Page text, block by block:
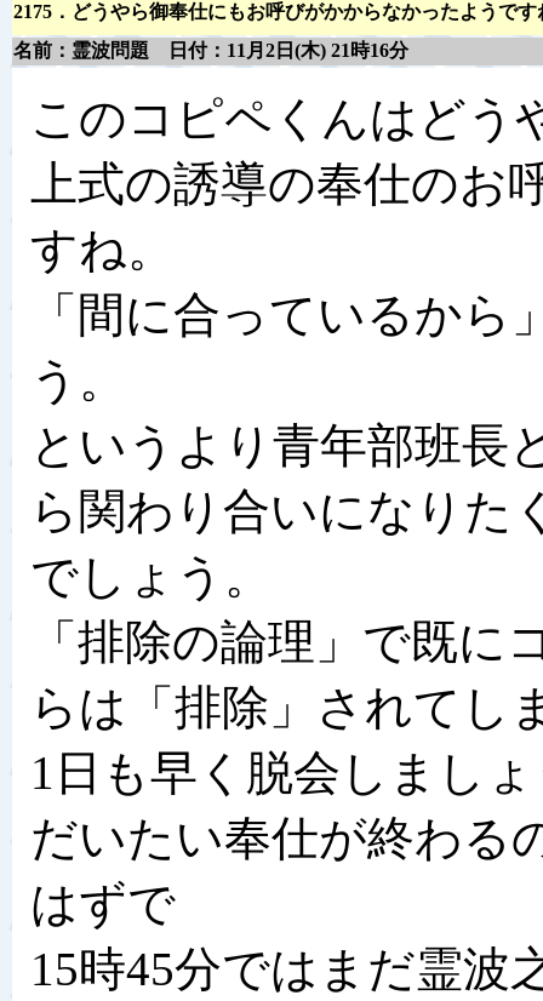
2175．どうやら御奉仕にもお呼びがかからなかったようです
名前：霊波問題 日付：11月2日(木) 21時16分
このコピペくんはどう
上式の誘導の奉仕のお
すね。
「間に合っているか
う。
というより青年部班長
ら関わり合いになりた
でしょう。
「排除の論理」で既
らは「排除」されてし
1日も早く脱会しまし
だいたい奉仕が終わる
はずで
15時45分ではまだ霊波